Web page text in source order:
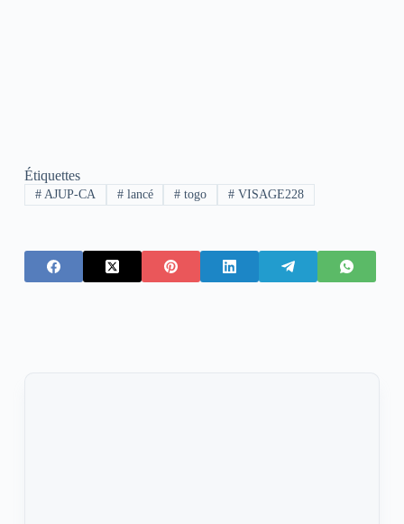
Étiquettes
#AJUP-CA #lancé # togo # VISAGE228